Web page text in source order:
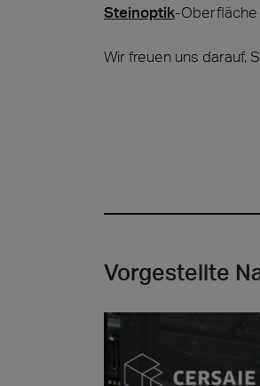
Steinoptik-Oberfläche
Wir freuen uns darauf,
Vorgestellte